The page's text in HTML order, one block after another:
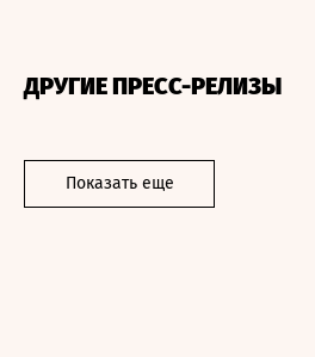
ДРУГИЕ ПРЕСС-РЕЛИЗЫ
Показать еще